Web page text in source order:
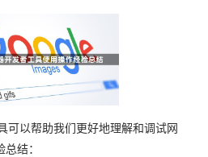
可以帮助我们更好地理解和调试网
结：